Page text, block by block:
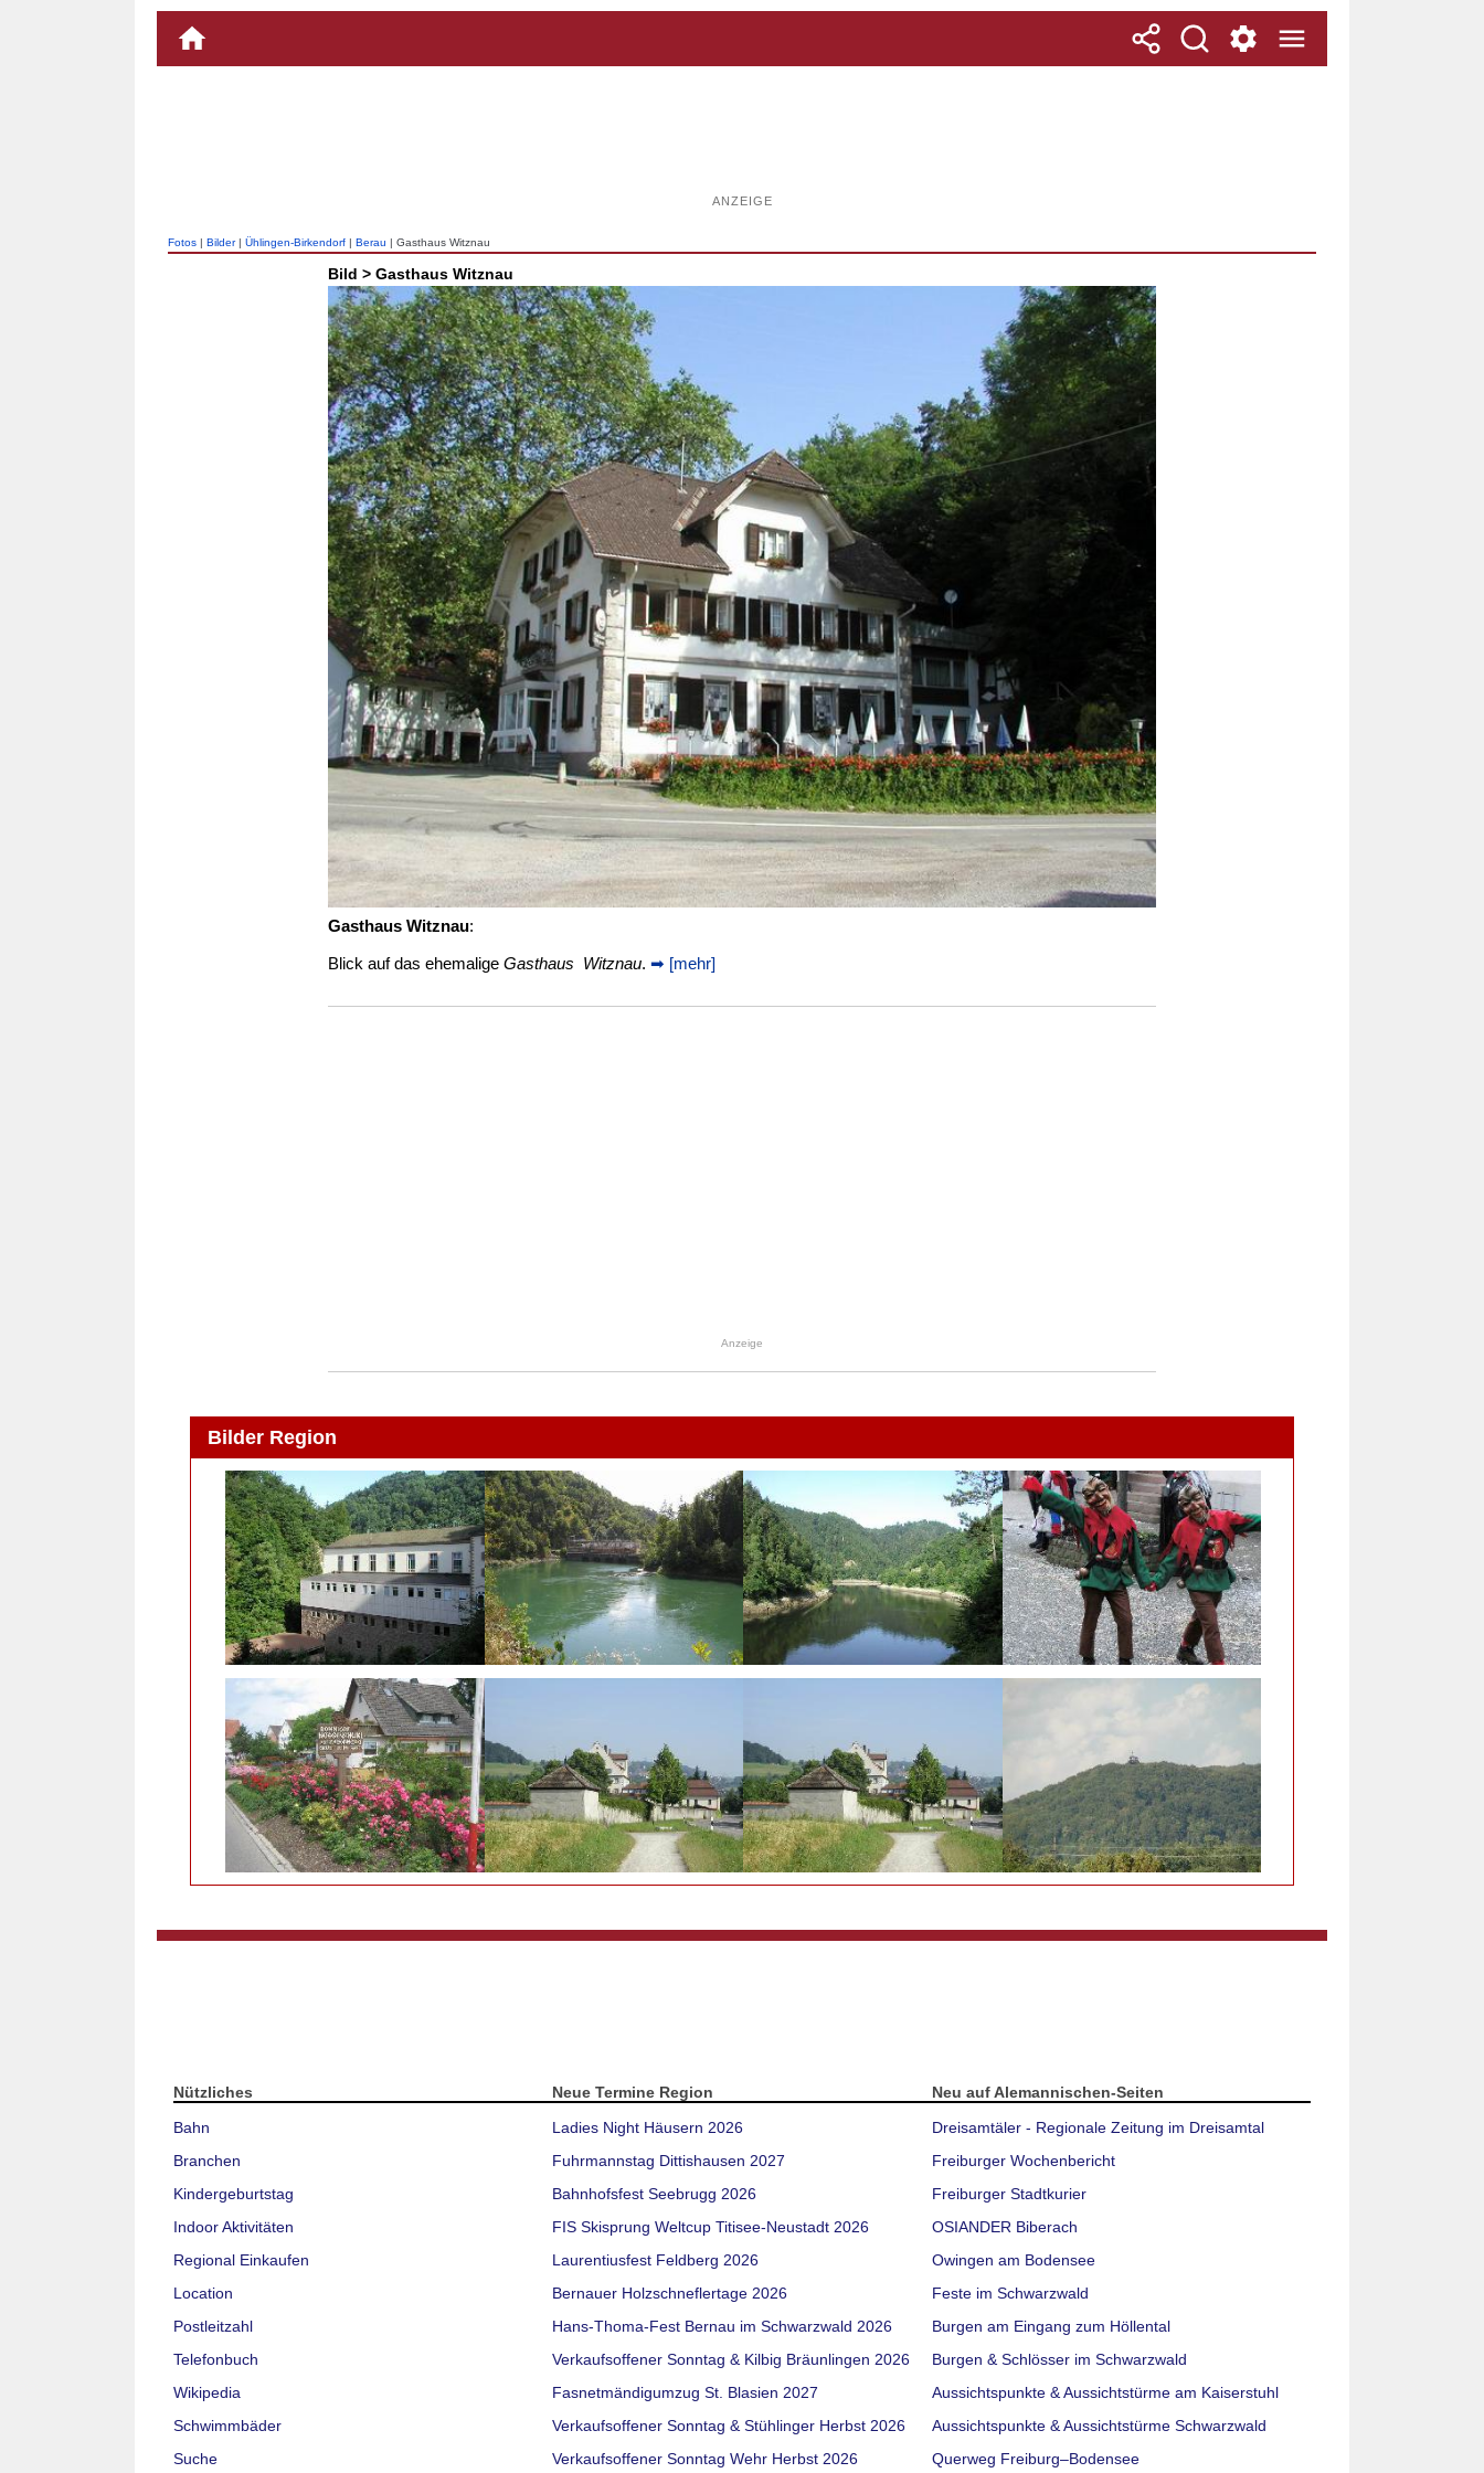
ANZEIGE
Fotos | Bilder| Ühlingen-Birkendorf | Berau | Gasthaus Witznau
Bild > Gasthaus Witznau
Gasthaus Witznau:
Blick auf das ehemalige Gasthaus Witznau. ➡ [mehr]
Anzeige
Bilder Region
Nützliches
Bahn
Branchen
Kindergeburtstag
Indoor Aktivitäten
Regional Einkaufen
Location
Postleitzahl
Telefonbuch
Wikipedia
Schwimmbäder
Suche
Neue Termine Region
Ladies Night Häusern 2026
Fuhrmannstag Dittishausen 2027
Bahnhofsfest Seebrugg 2026
FIS Skisprung Weltcup Titisee-Neustadt 2026
Laurentiusfest Feldberg 2026
Bernauer Holzschneflertage 2026
Hans-Thoma-Fest Bernau im Schwarzwald 2026
Verkaufsoffener Sonntag & Kilbig Bräunlingen 2026
Fasnetmändigumzug St. Blasien 2027
Verkaufsoffener Sonntag & Stühlinger Herbst 2026
Verkaufsoffener Sonntag Wehr Herbst 2026
Neu auf Alemannischen-Seiten
Dreisamtäler - Regionale Zeitung im Dreisamtal
Freiburger Wochenbericht
Freiburger Stadtkurier
OSIANDER Biberach
Owingen am Bodensee
Feste im Schwarzwald
Burgen am Eingang zum Höllental
Burgen & Schlösser im Schwarzwald
Aussichtspunkte & Aussichtstürme am Kaiserstuhl
Aussichtspunkte & Aussichtstürme Schwarzwald
Querweg Freiburg–Bodensee